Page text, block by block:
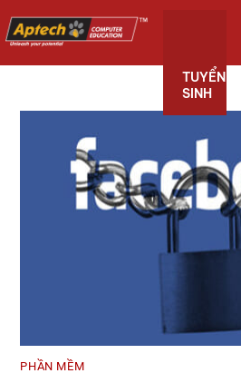
TUYỂN
SINH
PHẦN MỀM